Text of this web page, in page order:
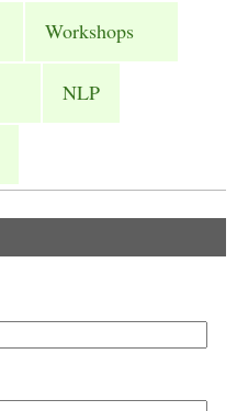
Workshops
NLP